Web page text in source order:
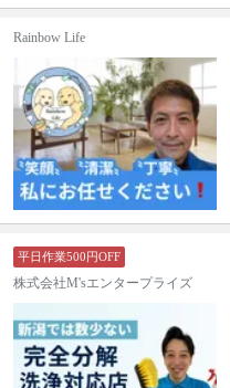
Rainbow Life
平日作業500円OFF
株式会社M'sエンタープライズ